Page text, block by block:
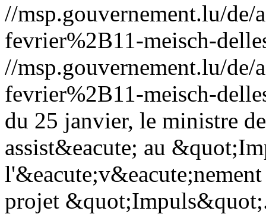
//msp.gouvernement.lu/
fevrier%2B11-meisch-
//msp.gouvernement.lu/
fevrier%2B11-meisch-
du 25 janvier, le ministre
assist&eacute; au
projet